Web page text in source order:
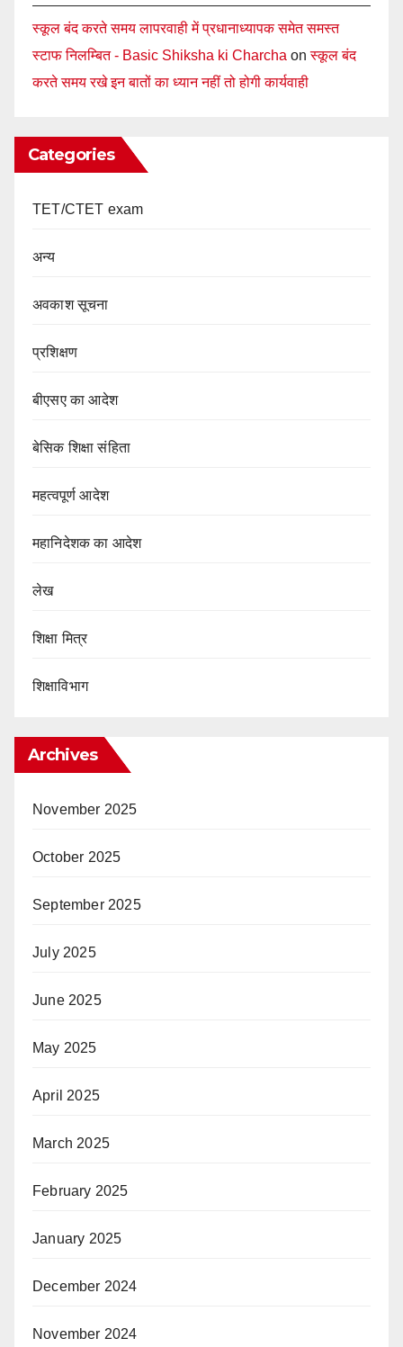
स्कूल बंद करते समय लापरवाही में प्रधानाध्यापक समेत समस्त
स्टाफ निलम्बित - Basic Shiksha ki Charcha onस्कूल बंद
करते समय रखे इन बातों का ध्यान नहीं तो होगी कार्यवाही
Categories
TET/CTET exam
अन्य
अवकाश सूचना
प्रशिक्षण
बीएसए का आदेश
बेसिक शिक्षा संहिता
महत्वपूर्ण आदेश
महानिदेशक का आदेश
लेख
शिक्षा मित्र
शिक्षाविभाग
Archives
November 2025
October 2025
September 2025
July 2025
June 2025
May 2025
April 2025
March 2025
February 2025
January 2025
December 2024
November 2024